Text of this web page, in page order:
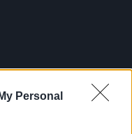
Personal